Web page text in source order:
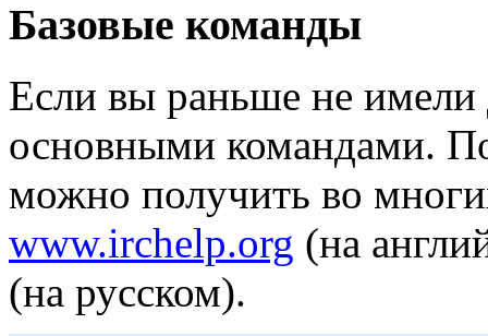
Базовые команды
Если вы раньше не имели
основными командами.
можно получить во
www.irchelp.org (на
(на русском).